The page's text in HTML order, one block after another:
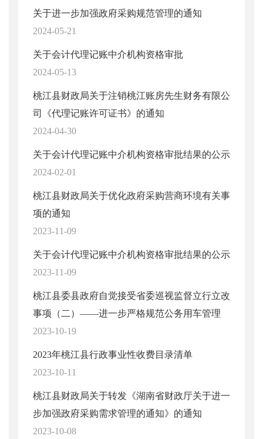
关于进一步加强政府采购规范管理的通知
2024-05-21
关于会计代理记账中介机构资格审批
2024-05-13
桃江县财政局关于注销桃江账房先生财务有限公
司《代理记账许可证书》的通知
2024-04-30
关于会计代理记账中介机构资格审批结果的公示
2024-02-01
桃江县财政局关于优化政府采购营商环境有关事
项的通知
2023-11-09
关于会计代理记账中介机构资格审批结果的公示
2023-11-09
桃江县委县政府自觉接受省委巡视监督立行立改
事项（二）——进一步严格规范公务用车管理
2023-10-19
2023年桃江县行政事业性收费目录清单
2023-10-11
桃江县财政局关于转发《湖南省财政厅关于进一
步加强政府采购需求管理的通知》的通知
2023-10-08